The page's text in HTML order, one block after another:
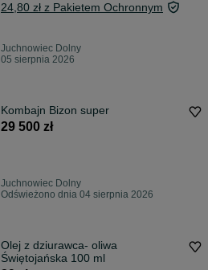
24,80 zł z Pakietem Ochronnym
Juchnowiec Dolny
05 sierpnia 2026
Kombajn Bizon super
29 500 zł
Juchnowiec Dolny
Odświeżono dnia 04 sierpnia 2026
Olej z dziurawca- oliwa
Świętojańska 100 ml